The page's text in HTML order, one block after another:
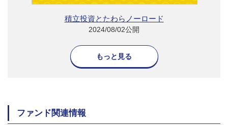
積立投資とたわらノーロード
2024/08/02公開
もっと見る
ファンド関連情報